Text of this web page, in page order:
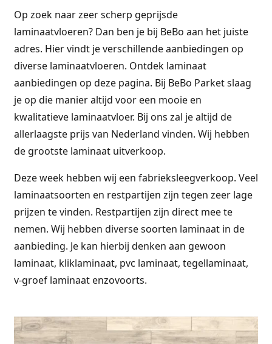
Op zoek naar zeer scherp geprijsde
laminaatvloeren? Dan ben je bij BeBo aan het juiste
adres. Hier vindt je verschillende aanbiedingen op
diverse laminaatvloeren. Ontdek laminaat
aanbiedingen op deze pagina. Bij BeBo Parket slaag
je op die manier altijd voor een mooie en
kwalitatieve laminaatvloer. Bij ons zal je altijd de
allerlaagste prijs van Nederland vinden. Wij hebben
de grootste laminaat uitverkoop.
Deze week hebben wij een fabrieksleegverkoop. Veel
laminaatsoorten en restpartijen zijn tegen zeer lage
prijzen te vinden. Restpartijen zijn direct mee te
nemen. Wij hebben diverse soorten laminaat in de
aanbieding. Je kan hierbij denken aan gewoon
laminaat, kliklaminaat, pvc laminaat, tegellaminaat,
v-groef laminaat enzovoorts.